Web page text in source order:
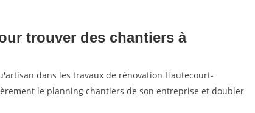
trouver des chantiers à
dans les travaux de rénovation Hautecourt-
le planning chantiers de son entreprise et doubler